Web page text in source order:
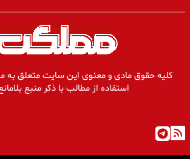
کلیه حقوق مادی و معنوی این سایت متعلق به
استفاده از مطالب با ذکر منبع